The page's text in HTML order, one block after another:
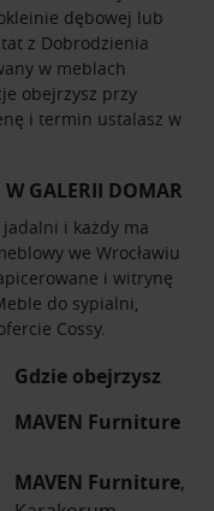
dębowej lub
z Dobrodzienia
w meblach
obejrzysz przy
i termin ustalasz w
GALERII DOMAR
i każdy ma
we Wrocławiu
i witrynę
do sypialni,
Cossy.
Gdzie obejrzysz
MAVEN Furniture
MAVEN Furniture,